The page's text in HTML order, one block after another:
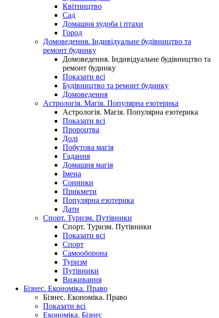
Квітництво
Сад
Домашня худоба і птахи
Город
Домоведення. Індивідуальне будівництво та
ремонт будинку
Домоведення. Індивідуальне будівництво та
ремонт будинку
Показати всі
Будівництво та ремонт будинку
Домоведення
Астрологія. Магія. Популярна езотерика
Астрологія. Магія. Популярна езотерика
Показати всі
Пророцтва
Долі
Побутова магія
Гадання
Домашня магія
Імена
Сонники
Прикмети
Популярна езотерика
Дати
Спорт. Туризм. Путівники
Спорт. Туризм. Путівники
Показати всі
Спорт
Самооборона
Туризм
Путівники
Виживання
Бізнес. Економіка. Право
Бізнес. Економіка. Право
Показати всі
Економіка. Бізнес